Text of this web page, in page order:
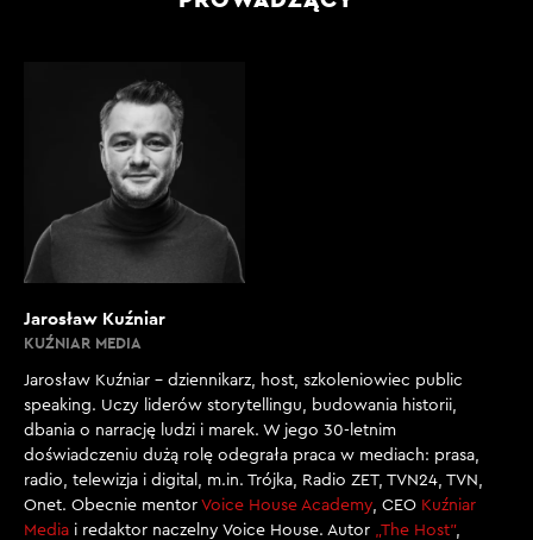
Jarosław Kuźniar
KUŹNIAR MEDIA
Jarosław Kuźniar – dziennikarz, host, szkoleniowiec public
speaking. Uczy liderów storytellingu, budowania historii,
dbania o narrację ludzi i marek. W jego 30-letnim
doświadczeniu dużą rolę odegrała praca w mediach: prasa,
radio, telewizja i digital, m.in. Trójka, Radio ZET, TVN24, TVN,
Onet. Obecnie mentor Voice House Academy, CEO Kuźniar
Media i redaktor naczelny Voice House. Autor „The Host”,